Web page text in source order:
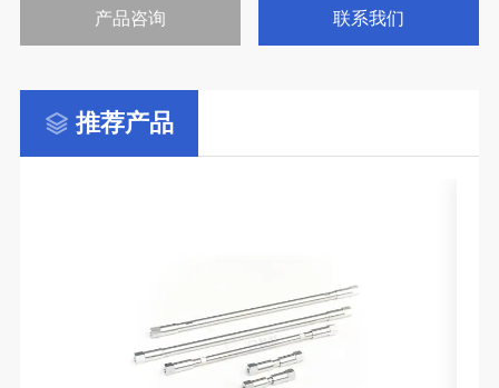
产品咨询 联系我们
推荐产品